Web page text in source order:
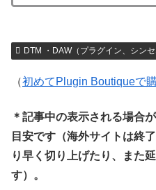
DTM ・DAW（プラグイン、シン
（初めてPlugin Boutiqueで
＊記事中の表示される場合
目安です（海外サイトは終
り早く切り上げたり、また
す）。